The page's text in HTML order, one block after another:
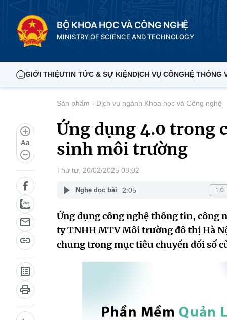
BỘ KHOA HỌC VÀ CÔNG NGHỆ
MINISTRY OF SCIENCE AND TECHNOLOGY
GIỚI THIỆUTIN TỨC & SỰ KIỆNDỊCH VỤ CÔNGHỆ THỐNG
Aa
Sản phẩm - Dịch vụ ngành Khoa học và Công nghệ
Ứng dụng 4.0 trong
sinh môi trường
Thứ tư, 26/02/2025 08:02
Nghe đọc bài 2:05
Ứng dụng công nghệ thông tin, công
ty TNHH MTV Môi trường đô thị Hà
chung trong mục tiêu chuyển đổi số